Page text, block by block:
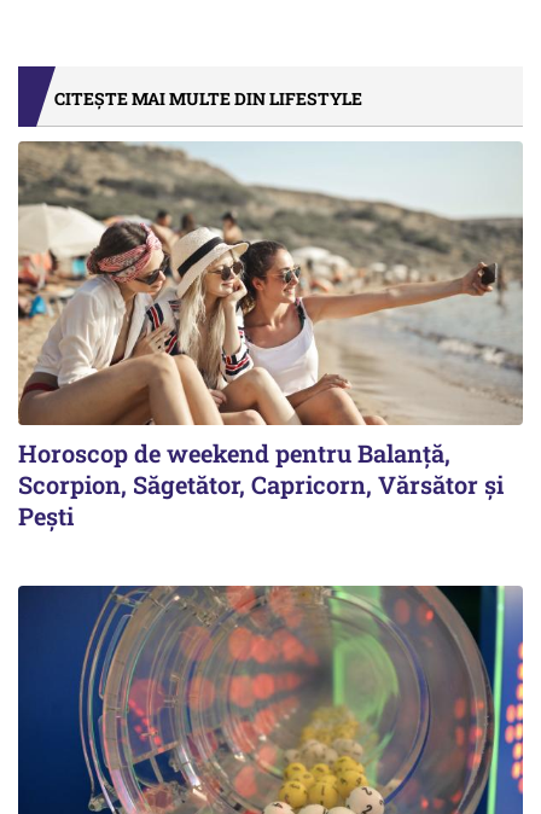
CITEȘTE MAI MULTE DIN LIFESTYLE
Horoscop de weekend pentru Balanță,
Scorpion, Săgetător, Capricorn, Vărsător și
Pești